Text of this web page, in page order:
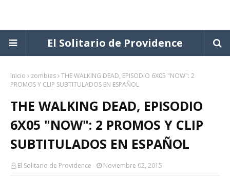
El Solitario de Providence
Inicio zombies THE WALKING DEAD, EPISODIO 6X05 "NOW": 2
PROMOS Y CLIP SUBTITULADOS EN ESPAÑOL
THE WALKING DEAD, EPISODIO
6X05 "NOW": 2 PROMOS Y CLIP
SUBTITULADOS EN ESPAÑOL
El Solitario de Providence Noviembre 02, 2015